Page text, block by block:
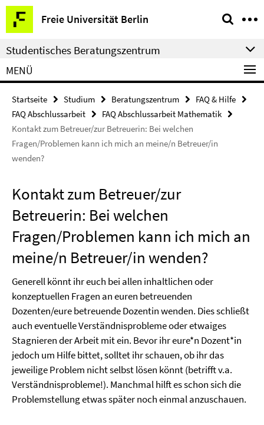
Springe
direkt
zu
Inhalt
Freie Universität Berlin
Service-
Navigation
Studentisches Beratungszentrum
MENÜ
Startseite Studium Beratungszentrum
FAQ & Hilfe
FAQ Abschlussarbeit
FAQ Abschlussarbeit Mathematik
Kontakt zum Betreuer/zur Betreuerin: Bei welchen
Fragen/Problemen kann ich mich an meine/n Betreuer/in
wenden?
Kontakt zum Betreuer/zur
Betreuerin: Bei welchen
Fragen/Problemen kann ich mich an
meine/n Betreuer/in wenden?
Generell könnt ihr euch bei allen inhaltlichen oder
konzeptuellen Fragen an euren betreuenden
Dozenten/eure betreuende Dozentin wenden. Dies schließt
auch eventuelle Verständnisprobleme oder etwaiges
Stagnieren der Arbeit mit ein. Bevor ihr eure*n Dozent*in
jedoch um Hilfe bittet, solltet ihr schauen, ob ihr das
jeweilige Problem nicht selbst lösen könnt (betrifft v.a.
Verständnisprobleme!). Manchmal hilft es schon sich die
Problemstellung etwas später noch einmal anzuschauen.